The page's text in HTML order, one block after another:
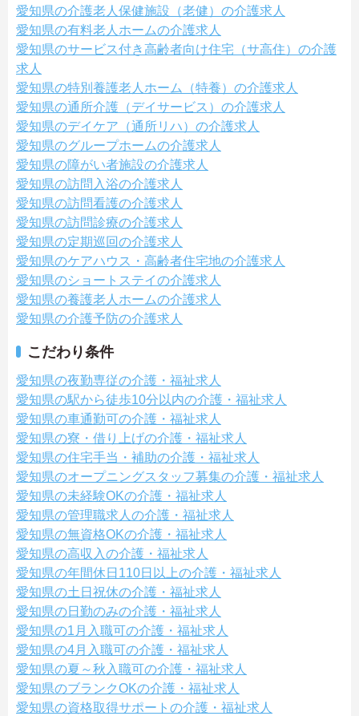
愛知県の介護老人保健施設（老健）の介護求人
愛知県の有料老人ホームの介護求人
愛知県のサービス付き高齢者向け住宅（サ高住）の介護
求人
愛知県の特別養護老人ホーム（特養）の介護求人
愛知県の通所介護（デイサービス）の介護求人
愛知県のデイケア（通所リハ）の介護求人
愛知県のグループホームの介護求人
愛知県の障がい者施設の介護求人
愛知県の訪問入浴の介護求人
愛知県の訪問看護の介護求人
愛知県の訪問診療の介護求人
愛知県の定期巡回の介護求人
愛知県のケアハウス・高齢者住宅地の介護求人
愛知県のショートステイの介護求人
愛知県の養護老人ホームの介護求人
愛知県の介護予防の介護求人
こだわり条件
愛知県の夜勤専従の介護・福祉求人
愛知県の駅から徒歩10分以内の介護・福祉求人
愛知県の車通勤可の介護・福祉求人
愛知県の寮・借り上げの介護・福祉求人
愛知県の住宅手当・補助の介護・福祉求人
愛知県のオープニングスタッフ募集の介護・福祉求人
愛知県の未経験OKの介護・福祉求人
愛知県の管理職求人の介護・福祉求人
愛知県の無資格OKの介護・福祉求人
愛知県の高収入の介護・福祉求人
愛知県の年間休日110日以上の介護・福祉求人
愛知県の土日祝休の介護・福祉求人
愛知県の日勤のみの介護・福祉求人
愛知県の1月入職可の介護・福祉求人
愛知県の4月入職可の介護・福祉求人
愛知県の夏～秋入職可の介護・福祉求人
愛知県のブランクOKの介護・福祉求人
愛知県の資格取得サポートの介護・福祉求人